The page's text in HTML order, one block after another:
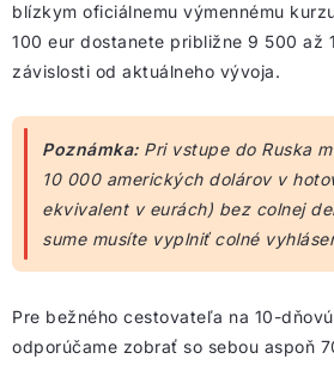
blízkym oficiálnemu výmennému
100 eur dostanete približne 9 500 až
závislosti od aktuálneho vývoja.
Poznámka:Pri vstupe do Ruska
10 000 amerických dolárov v
ekvivalent v eurách) bez colnej
sume musíte vyplniť colné
Pre bežného cestovateľa na 10-
odporúčame zobrať so sebou aspoň